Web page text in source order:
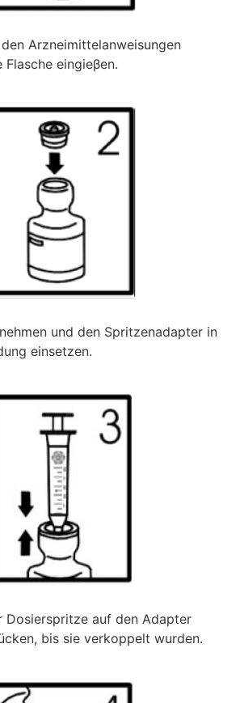
den Arzneimittelanweisungen
eingieβen.
und den Spritzenadapter in
einsetzen.
Dosierspritze auf den Adapter
bis sie verkoppelt wurden.